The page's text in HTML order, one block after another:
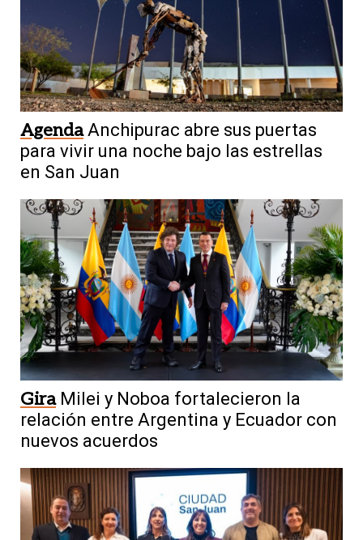
Agenda Anchipurac abre sus puertas
para vivir una noche bajo las estrellas
en San Juan
Gira Milei y Noboa fortalecieron la
relación entre Argentina y Ecuador con
nuevos acuerdos